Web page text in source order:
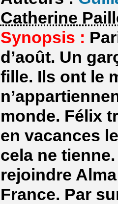
Catherine
Synopsis :
d’août. Un
fille. Ils ont le
monde. Félix
en vacances
cela ne
rejoindre
France. Par